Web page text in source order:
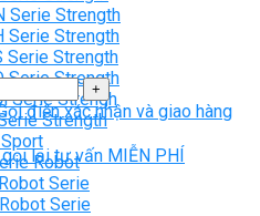
Serie Strength
Serie Strength
Serie Strength
Serie Strength
Serie Strengh
Strength
Robot
Serie
Serie
điện xác nhận và giao hàng
lại tư vấn MIỄN PHÍ